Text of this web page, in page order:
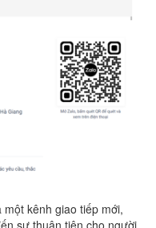
kênh giao tiếp mới,